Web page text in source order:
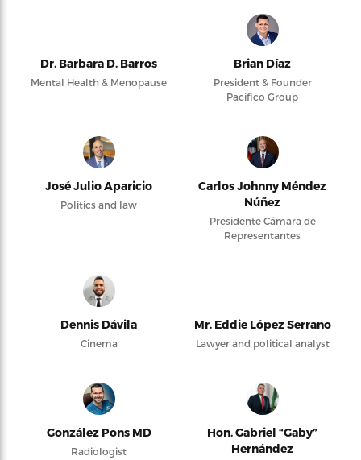
Dr. Barbara D. Barros
Mental Health & Menopause
Brian Díaz
President & Founder
Pacifico Group
José Julio Aparicio
Politics and law
Carlos Johnny Méndez
Núñez
Presidente Cámara de
Representantes
Dennis Dávila
Cinema
Mr. Eddie López Serrano
Lawyer and political analyst
González Pons MD
Radiologist
Hon. Gabriel “Gaby”
Hernández